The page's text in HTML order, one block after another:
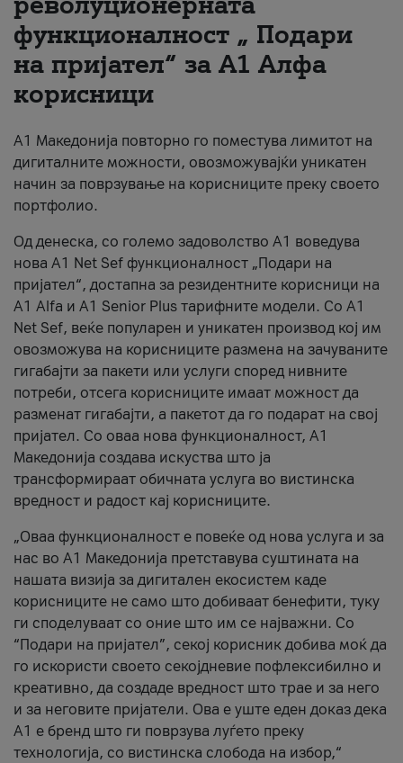
За нас
#ПодобарОнлајн
функционалност „ Подари
на пријател“ за А1 Алфа
корисници
А1 Македонија повторно го поместува лимитот на
дигиталните можности, овозможувајќи уникатен
начин за поврзување на корисниците преку своето
портфолио.
Од денеска, со големо задоволство А1 воведува
нова A1 Net Sef функционалност „Подари на
пријател“, достапна за резидентните корисници на
А1 Alfa и A1 Senior Plus тарифните модели. Со A1
Net Sef, веќе популарен и уникатен производ кој им
овозможува на корисниците размена на зачуваните
гигабајти за пакети или услуги според нивните
потреби, отсега корисниците имаат можност да
разменат гигабајти, а пакетот да го подарат на свој
пријател. Со оваа нова функционалност, А1
Македонија создава искуства што ја
трансформираат обичната услуга во вистинска
вредност и радост кај корисниците.
„Оваа функционалност е повеќе од нова услуга и за
нас во А1 Македонија претставува суштината на
нашата визија за дигитален екосистем каде
корисниците не само што добиваат бенефити, туку
ги споделуваат со оние што им се најважни. Со
“Подари на пријател”, секој корисник добива моќ да
го искористи своето секојдневие пофлексибилно и
креативно, да создаде вредност што трае и за него
и за неговите пријатели. Ова е уште еден доказ дека
А1 е бренд што ги поврзува луѓето преку
технологија, со вистинска слобода на избор,“